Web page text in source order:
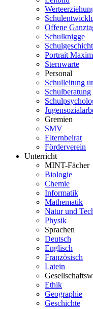
Offene
Schulknigge
Portrait
Sternwarte
Personal
Schulleitung
Schulberatung
Gremien
SMV
Elternbeirat
Förderverein
Unterricht
MINT-Fächer
Biologie
Chemie
Informatik
Mathematik
Natur und
Physik
Sprachen
Deutsch
Englisch
Französisch
Latein
Ethik
Geographie
Geschichte